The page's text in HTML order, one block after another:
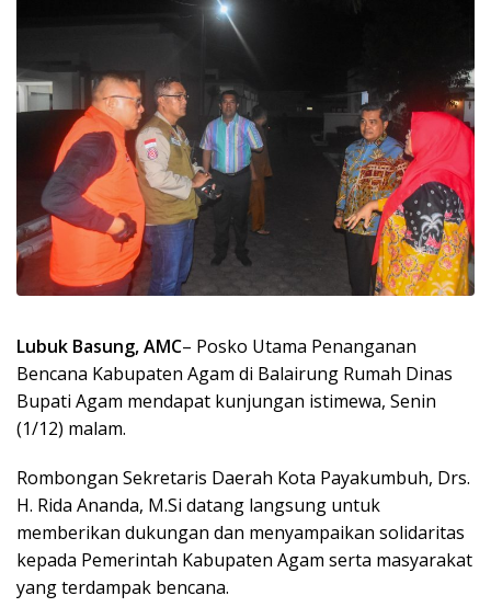
Lubuk Basung, AMC– Posko Utama Penanganan
Bencana Kabupaten Agam di Balairung Rumah Dinas
Bupati Agam mendapat kunjungan istimewa, Senin
(1/12) malam.
Rombongan Sekretaris Daerah Kota Payakumbuh, Drs.
H. Rida Ananda, M.Si datang langsung untuk
memberikan dukungan dan menyampaikan solidaritas
kepada Pemerintah Kabupaten Agam serta masyarakat
yang terdampak bencana.